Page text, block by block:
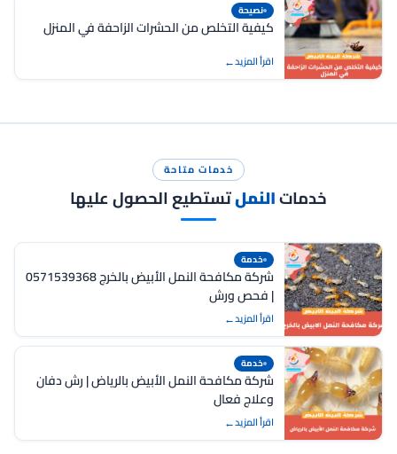
نصيحة
كيفية التخلص من الحشرات الزاحفة في المنزل
اقرأ المزيد
خدمات متاحة
خدماتالنملتستطيع الحصول عليها
خدمة
شركة مكافحة النمل الأبيض بالخرج 0571539368
| فحص ورش
اقرأ المزيد
خدمة
شركة مكافحة النمل الأبيض بالرياض | رش دفان
وعلاج فعال
اقرأ المزيد